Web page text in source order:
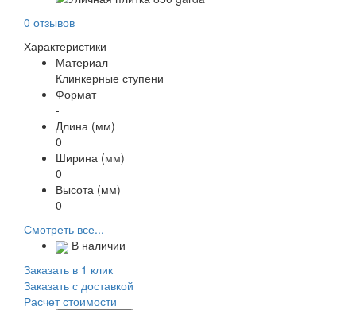
0 отзывов
Характеристики
Материал
Клинкерные ступени
Формат
-
Длина (мм)
0
Ширина (мм)
0
Высота (мм)
0
Смотреть все...
В наличии
Заказать в 1 клик
Заказать с доставкой
Расчет стоимости